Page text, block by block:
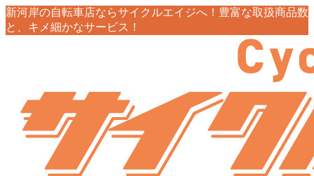
新河岸の自転車店ならサイクルエイジへ！豊富な取扱商品数
と、キメ細かなサービス！